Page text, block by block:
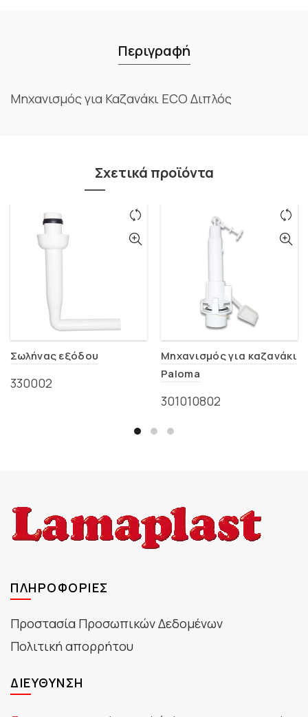
Περιγραφή
Μηχανισμός για Καζανάκι ECO Διπλός
Σχετικά προϊόντα
Σωλήνας εξόδου
330002
Μηχανισμός για καζανάκι
Paloma
301010802
ΠΛΗΡΟΦΟΡΊΕΣ
Προστασία Προσωπικών Δεδομένων
Πολιτική απορρήτου
ΔΙΕΎΘΥΝΣΗ